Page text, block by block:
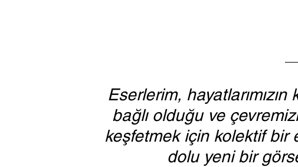
Eserlerim,
bağlı olduğu ve
keşfetmek için kolektif bir
dolu yeni bir